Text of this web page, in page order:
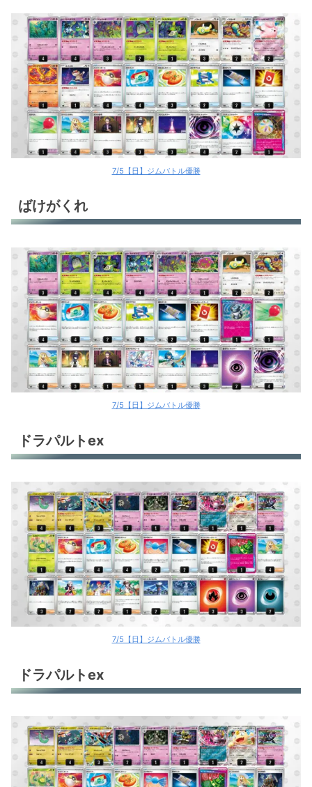
7/5【日】ジムバトル優勝
ばけがくれ
7/5【日】ジムバトル優勝
ドラパルトex
7/5【日】ジムバトル優勝
ドラパルトex